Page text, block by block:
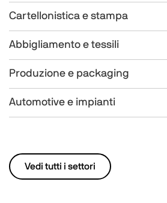
Cartellonistica e stampa
Abbigliamento e tessili
Produzione e packaging
Automotive e impianti
Vedi tutti i settori